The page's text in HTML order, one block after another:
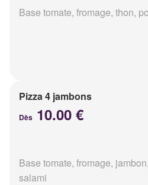
Base tomate, fromage, thon,
Pizza 4 jambons
Dès 10.00 €
Base tomate, fromage,
salami